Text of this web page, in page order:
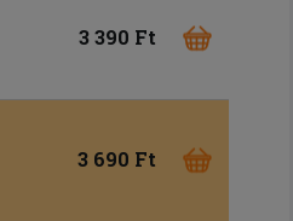
3 390 Ft
3 690 Ft